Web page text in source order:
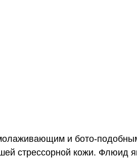
и бото-
стрессорной кожи. Флюид